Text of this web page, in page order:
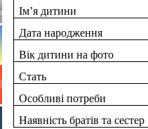
Ім’я дитини
Дата народження
Вік дитини на фото
Стать
Особливі потреби
Наявність братів та сестер